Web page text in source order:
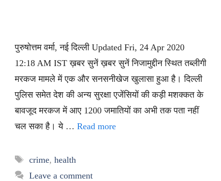
पुरुषोत्तम वर्मा, नई दिल्ली Updated Fri, 24 Apr 2020
12:18 AM IST ख़बर सुनें ख़बर सुनें निजामुद्दीन स्थित तब्लीगी
मरकज मामले में एक और सनसनीखेज खुलासा हुआ है। दिल्ली
पुलिस समेत देश की अन्य सुरक्षा एजेंसियों की कड़ी मशक्कत के
बावजूद मरकज में आए 1200 जमातियों का अभी तक पता नहीं
चल सका है। ये … Read more
Tags
crime, health
Leave a comment